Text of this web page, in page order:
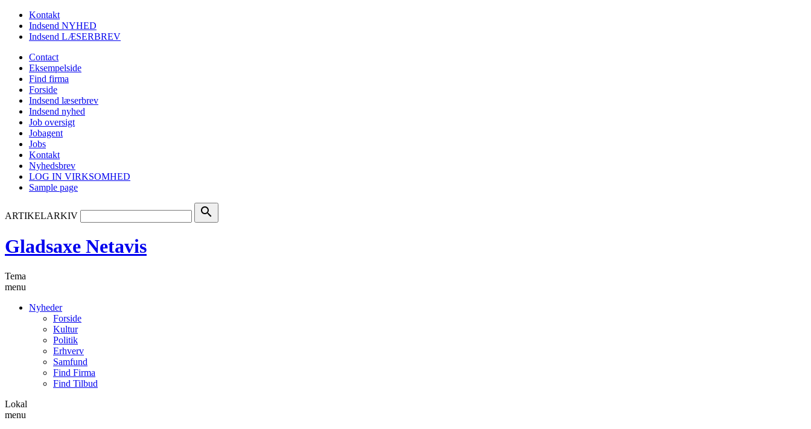
Kontakt
Indsend NYHED
Indsend LÆSERBREV
Contact
Eksempelside
Find firma
Forside
Indsend læserbrev
Indsend nyhed
Job oversigt
Jobagent
Jobs
Kontakt
Nyhedsbrev
LOG IN VIRKSOMHED
Sample page
ARTIKELARKIV search
Gladsaxe Netavis
Tema
menu
Nyheder
Forside
Kultur
Politik
Erhverv
Samfund
Find Firma
Find Tilbud
Lokal
menu